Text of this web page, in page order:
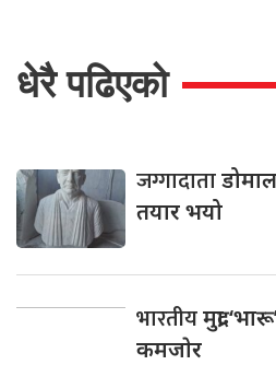
धेरै पढिएको
जग्गादाता
तयार भयो
भारतीयमुद्रा
कमजाेर